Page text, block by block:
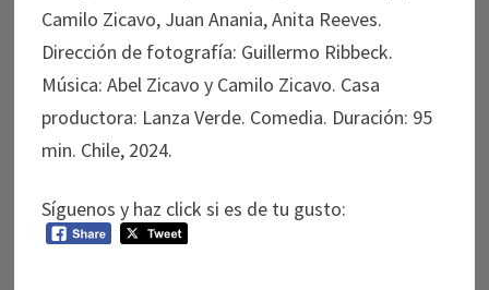
Camilo Zicavo, Juan Anania, Anita Reeves.
Dirección de fotografía: Guillermo Ribbeck.
Música: Abel Zicavo y Camilo Zicavo. Casa
productora: Lanza Verde. Comedia. Duración: 95
min. Chile, 2024.
Síguenos y haz click si es de tu gusto: